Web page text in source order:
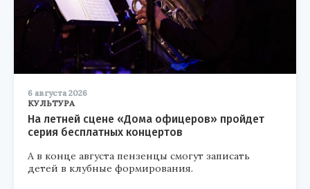
6 августа 2026
КУЛЬТУРА
На летней сцене «Дома офицеров» пройдет
серия бесплатных концертов
А в конце августа пензенцы смогут записать
детей в клубные формирования.